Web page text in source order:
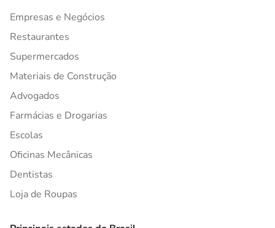
Empresas e Negócios
Restaurantes
Supermercados
Materiais de Construção
Advogados
Farmácias e Drogarias
Escolas
Oficinas Mecânicas
Dentistas
Loja de Roupas